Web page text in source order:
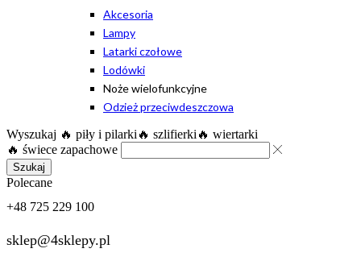
Akcesoria
Lampy
Latarki czołowe
Lodówki
Noże wielofunkcyjne
Odzież przeciwdeszczowa
Wyszukaj 🔥 piły i pilarki 🔥 szlifierki 🔥 wiertarki
🔥 świece zapachowe
Szukaj
Polecane
+48 725 229 100
sklep@4sklepy.pl